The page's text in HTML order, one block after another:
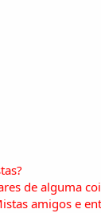
de alguma
amigos e